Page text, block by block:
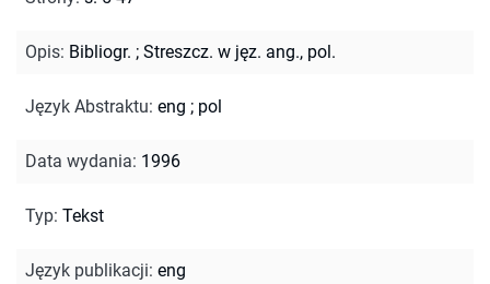
Opis: Bibliogr. ; Streszcz. w jęz. ang., pol.
Język Abstraktu: eng ; pol
Data wydania: 1996
Typ: Tekst
Język publikacji: eng